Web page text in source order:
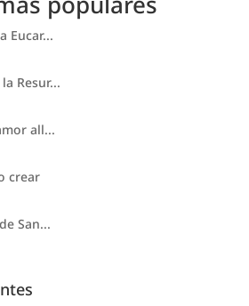
Eucar...
Resur...
all...
crear
San...